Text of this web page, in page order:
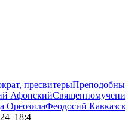
пресвитеры
Афонский
ОреозилаФеодосий